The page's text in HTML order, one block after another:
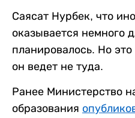
Саясат Нурбек, что
оказывается немного
планировалось. Но
он ведет не туда.
Ранее Министерство
образования